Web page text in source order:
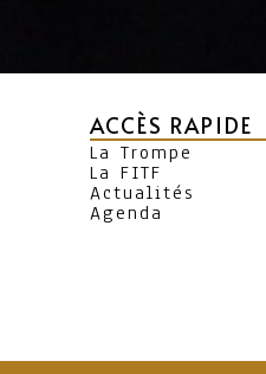
ACCÈS RAPIDE
La Trompe
La FITF
Actualités
Agenda